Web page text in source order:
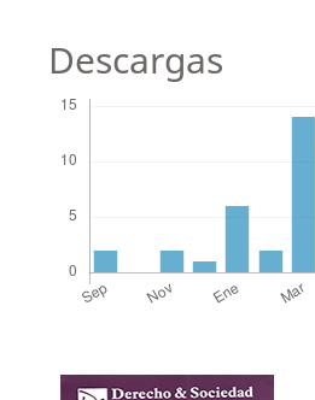
Descargas